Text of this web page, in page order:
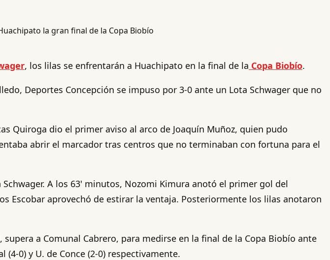
, los lilas se enfrentarán a Huachipato en la final de la Copa Biobío.
Deportes Concepción se impuso por 3-0 ante un Lota Schwager que no
Quiroga dio el primer aviso al arco de Joaquín Muñoz, quien pudo
abrir el marcador tras centros que no terminaban con fortuna para el
A los 63' minutos, Nozomi Kimura anotó el primer gol del
Escobar aprovechó de estirar la ventaja. Posteriormente los lilas anotaron
a Comunal Cabrero, para medirse en la final de la Copa Biobío ante
0) y U. de Conce (2-0) respectivamente.